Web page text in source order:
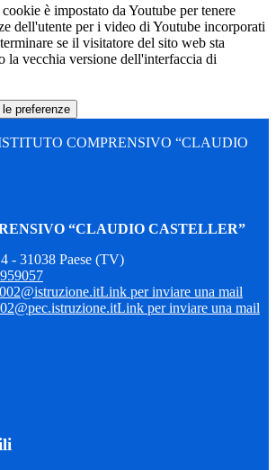
è impostato da Youtube per tenere
dell'utente per i video di Youtube incorporati
se il visitatore del sito web sta
la vecchia versione dell'interfaccia di
preferenze
COMPRENSIVO “CLAUDIO
“CLAUDIO CASTELLER”
- 31038 Paese (TV)
Link per inviare una mail
Link per inviare una mail